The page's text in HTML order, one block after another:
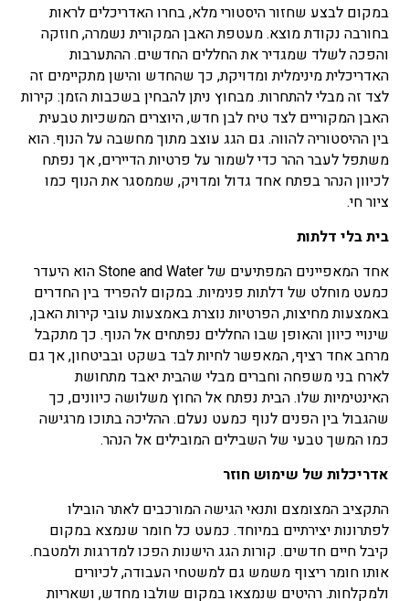
במקום לבצע שחזור היסטורי מלא, בחרו האדריכלים לראות
בחורבה נקודת מוצא. מעטפת האבן המקורית נשמרה, חוזקה
והפכה לשלד שמגדיר את החללים החדשים. ההתערבות
האדריכלית מינימלית ומדויקת, כך שהחדש והישן מתקיימים זה
לצד זה מבלי להתחרות. מבחוץ ניתן להבחין בשכבות הזמן: קירות
האבן המקוריים לצד טיח לבן חדש, היוצרים המשכיות טבעית
בין ההיסטוריה להווה. גם הגג עוצב מתוך מחשבה על הנוף. הוא
משתפל לעבר ההר כדי לשמור על פרטיות הדיירים, אך נפתח
לכיוון הנהר בפתח אחד גדול ומדויק, שממסגר את הנוף כמו
ציור חי.
בית בלי דלתות
אחד המאפיינים המפתיעים של Stone and Water הוא היעדר
כמעט מוחלט של דלתות פנימיות. במקום להפריד בין החדרים
באמצעות מחיצות, הפרטיות נוצרת באמצעות עובי קירות האבן,
שינויי כיוון והאופן שבו החללים נפתחים אל הנוף. כך מתקבל
מרחב אחד רציף, המאפשר לחיות לבד בשקט ובביטחון, אך גם
לארח בני משפחה וחברים מבלי שהבית יאבד מתחושת
האינטימיות שלו. הבית נפתח אל החוץ משלושה כיוונים, כך
שהגבול בין הפנים לנוף כמעט נעלם. ההליכה בתוכו מרגישה
כמו המשך טבעי של השבילים המובילים אל הנהר.
אדריכלות של שימוש חוזר
התקציב המצומצם ותנאי הגישה המורכבים לאתר הובילו
לפתרונות יצירתיים במיוחד. כמעט כל חומר שנמצא במקום
קיבל חיים חדשים. קורות הגג הישנות הפכו למדרגות ולמטבח.
אותו חומר ריצוף משמש גם למשטחי העבודה, לכיורים
ולמקלחות. רהיטים שנמצאו במקום שולבו מחדש, ושאריות